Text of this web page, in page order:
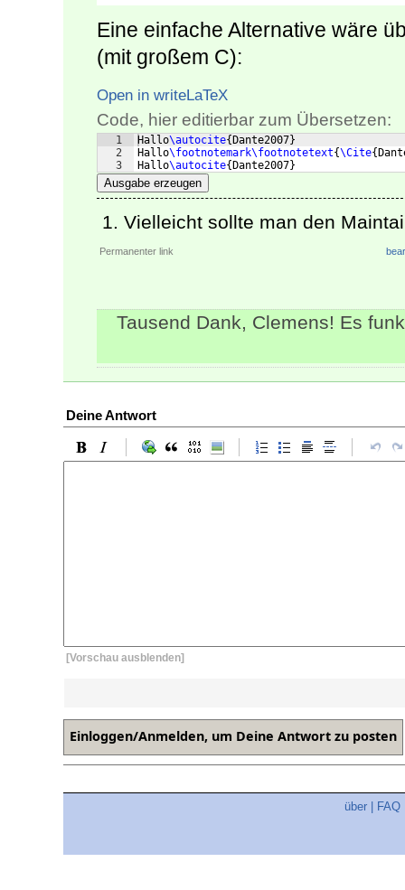
Eine einfache Alternative wäre
(mit großem C):
Open in writeLaTeX
Code, hier editierbar zum Übersetzen:
1
2
3
Hallo\autocite{Dante2007}
Hallo\footnotemark\footnotetext{\Cite{
Hallo\autocite{Dante2007}
Ausgabe erzeugen
Vielleicht sollte man den
Permanenter link
Tausend Dank, Clemens! Es
Deine Antwort
[Vorschau ausblenden]
über FAQ